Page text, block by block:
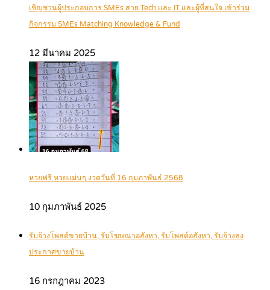
เชิญชวนผู้ประกอบการ SMEs สาย Tech และ IT และผู้ที่สนใจ เข้าร่วม
กิจกรรม SMEs Matching Knowledge & Fund
12 มีนาคม 2025
หวยฟรี หวยแม่นๆ งวดวันที่ 16 กุมภาพันธ์ 2568
10 กุมภาพันธ์ 2025
รับจ้างโพสต์ขายบ้าน, รับโฆษณาอสังหา, รับโพสต์อสังหา, รับจ้างลง
ประกาศขายบ้าน
16 กรกฎาคม 2023